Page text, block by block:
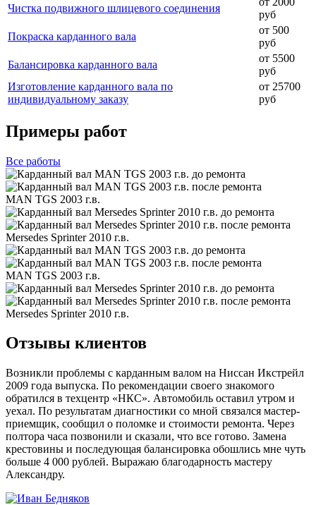
Чистка подвижного шлицевого соединения
руб
Покраска карданного вала
от 500
руб
Балансировка карданного вала
от 5500
руб
Изготовление карданного вала по
индивидуальному заказу
от 25700
руб
Примеры работ
Все работы
MAN TGS 2003 г.в.
Mersedes Sprinter 2010 г.в.
MAN TGS 2003 г.в.
Mersedes Sprinter 2010 г.в.
Отзывы клиентов
Возникли проблемы с карданным валом на Ниссан Икстрейл
2009 года выпуска. По рекомендации своего знакомого
обратился в техцентр «НКС». Автомобиль оставил утром и
уехал. По результатам диагностики со мной связался мастер-
приемщик, сообщил о поломке и стоимости ремонта. Через
полтора часа позвонили и сказали, что все готово. Замена
крестовины и последующая балансировка обошлись мне чуть
больше 4 000 рублей. Выражаю благодарность мастеру
Александру.